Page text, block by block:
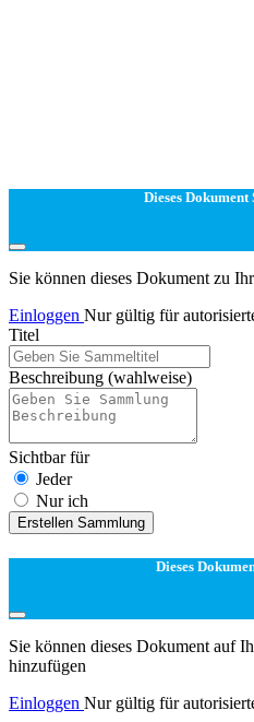
Dieses Dokument
Sie können dieses Dokument zu
Einloggen Nur gültig für
Titel
Beschreibung (wahlweise)
Sichtbar für
Jeder
Nur ich
Erstellen Sammlung
Dieses
Sie können dieses Dokument auf
hinzufügen
Einloggen Nur gültig für